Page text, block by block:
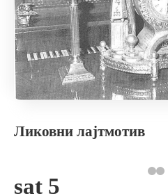
Ликовни лајтмотив
sat 5